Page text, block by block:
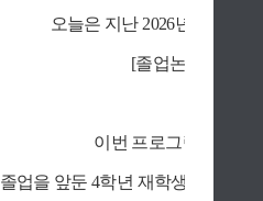
오늘은 지난 2026년 5월 30
[졸업논문 발표
이번 프로그램은 오후
졸업을 앞둔 4학년 재학생들의 졸